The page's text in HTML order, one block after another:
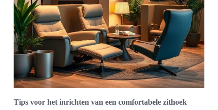
Tips voor het inrichten van een comfortabele zithoek